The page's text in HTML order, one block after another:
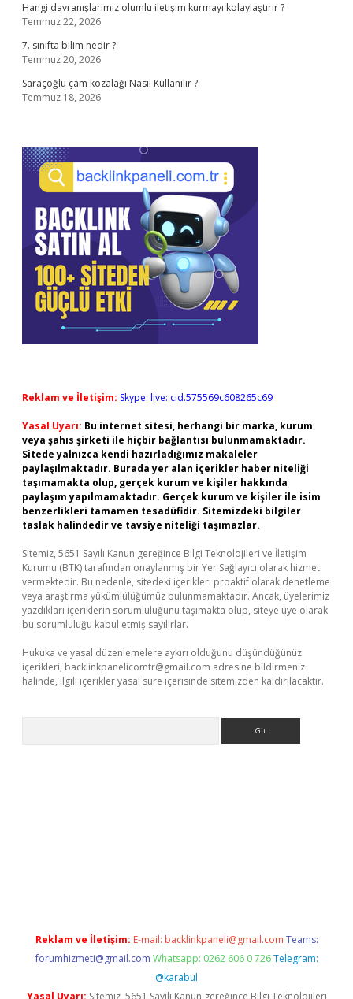
Hangi davranışlarımız olumlu iletişim kurmayı kolaylaştırır ?
Temmuz 22, 2026
7. sınıfta bilim nedir ?
Temmuz 20, 2026
Saraçoğlu çam kozalağı Nasıl Kullanılır ?
Temmuz 18, 2026
Reklam ve İletişim: Skype: live:.cid.575569c608265c69
Yasal Uyarı: Bu internet sitesi, herhangi bir marka, kurum
veya şahıs şirketi ile hiçbir bağlantısı bulunmamaktadır.
Sitede yalnızca kendi hazırladığımız makaleler
paylaşılmaktadır. Burada yer alan içerikler haber niteliği
taşımamakta olup, gerçek kurum ve kişiler hakkında
paylaşım yapılmamaktadır. Gerçek kurum ve kişiler ile isim
benzerlikleri tamamen tesadüfidir. Sitemizdeki bilgiler
taslak halindedir ve tavsiye niteliği taşımazlar.
Sitemiz, 5651 Sayılı Kanun gereğince Bilgi Teknolojileri ve İletişim
Kurumu (BTK) tarafından onaylanmış bir Yer Sağlayıcı olarak hizmet
vermektedir. Bu nedenle, sitedeki içerikleri proaktif olarak denetleme
veya araştırma yükümlülüğümüz bulunmamaktadır. Ancak, üyelerimiz
yazdıkları içeriklerin sorumluluğunu taşımakta olup, siteye üye olarak
bu sorumluluğu kabul etmiş sayılırlar.
Hukuka ve yasal düzenlemelere aykırı olduğunu düşündüğünüz
içerikleri, backlinkpanelicomtr@gmail.com adresine bildirmeniz
halinde, ilgili içerikler yasal süre içerisinde sitemizden kaldırılacaktır.
Reklam ve İletişim: E-mail: backlinkpaneli@gmail.com Teams:
forumhizmeti@gmail.com Whatsapp: 0262 606 0 726 Telegram:
@karabul
Yasal Uyarı: Sitemiz, 5651 Sayılı Kanun gereğince Bilgi Teknolojileri